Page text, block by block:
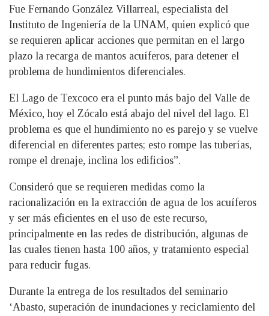
Fue Fernando González Villarreal, especialista del
Instituto de Ingeniería de la UNAM, quien explicó que
se requieren aplicar acciones que permitan en el largo
plazo la recarga de mantos acuíferos, para detener el
problema de hundimientos diferenciales.
El Lago de Texcoco era el punto más bajo del Valle de
México, hoy el Zócalo está abajo del nivel del lago. El
problema es que el hundimiento no es parejo y se vuelve
diferencial en diferentes partes; esto rompe las tuberías,
rompe el drenaje, inclina los edificios”.
Consideró que se requieren medidas como la
racionalización en la extracción de agua de los acuíferos
y ser más eficientes en el uso de este recurso,
principalmente en las redes de distribución, algunas de
las cuales tienen hasta 100 años, y tratamiento especial
para reducir fugas.
Durante la entrega de los resultados del seminario
‘Abasto, superación de inundaciones y reciclamiento del